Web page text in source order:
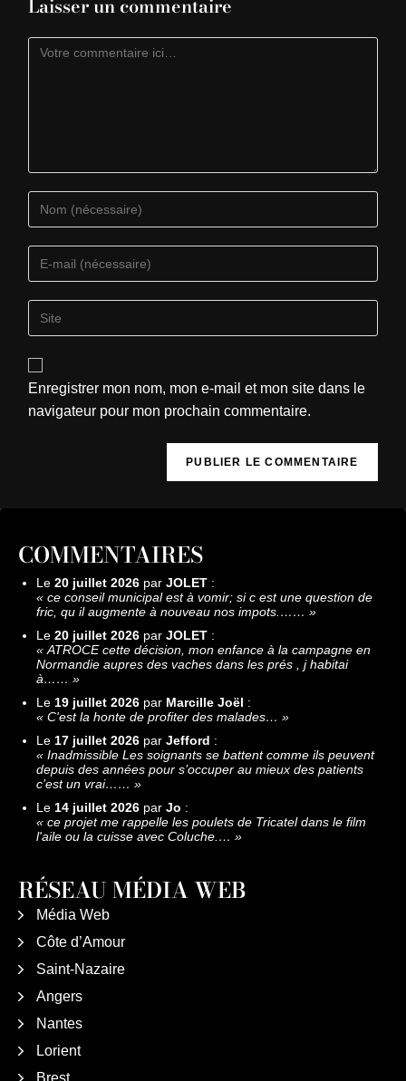
Laisser un commentaire
Enregistrer mon nom, mon e-mail et mon site dans le
navigateur pour mon prochain commentaire.
COMMENTAIRES
Le 20 juillet 2026 par JOLET :
« ce conseil municipal est à vomir; si c est une question de
fric, qu il augmente à nouveau nos impots.…… »
Le 20 juillet 2026 par JOLET :
« ATROCE cette décision, mon enfance à la campagne en
Normandie aupres des vaches dans les prés , j habitai
à…… »
Le 19 juillet 2026 par Marcille Joël :
« C'est la honte de profiter des malades… »
Le 17 juillet 2026 par Jefford :
« Inadmissible Les soignants se battent comme ils peuvent
depuis des années pour s’occuper au mieux des patients
c’est un vrai…… »
Le 14 juillet 2026 par Jo :
« ce projet me rappelle les poulets de Tricatel dans le film
l'aile ou la cuisse avec Coluche.… »
RÉSEAU MÉDIA WEB
Média Web
Côte d’Amour
Saint-Nazaire
Angers
Nantes
Lorient